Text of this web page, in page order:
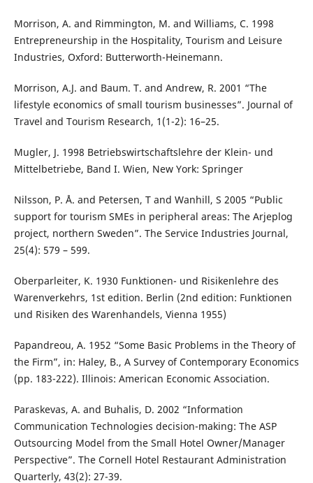
Morrison, A. and Rimmington, M. and Williams, C. 1998
Entrepreneurship in the Hospitality, Tourism and Leisure
Industries, Oxford: Butterworth-Heinemann.
Morrison, A.J. and Baum. T. and Andrew, R. 2001 “The
lifestyle economics of small tourism businesses”. Journal of
Travel and Tourism Research, 1(1-2): 16–25.
Mugler, J. 1998 Betriebswirtschaftslehre der Klein- und
Mittelbetriebe, Band I. Wien, New York: Springer
Nilsson, P. Å. and Petersen, T and Wanhill, S 2005 “Public
support for tourism SMEs in peripheral areas: The Arjeplog
project, northern Sweden”. The Service Industries Journal,
25(4): 579 – 599.
Oberparleiter, K. 1930 Funktionen- und Risikenlehre des
Warenverkehrs, 1st edition. Berlin (2nd edition: Funktionen
und Risiken des Warenhandels, Vienna 1955)
Papandreou, A. 1952 “Some Basic Problems in the Theory of
the Firm”, in: Haley, B., A Survey of Contemporary Economics
(pp. 183-222). Illinois: American Economic Association.
Paraskevas, A. and Buhalis, D. 2002 “Information
Communication Technologies decision-making: The ASP
Outsourcing Model from the Small Hotel Owner/Manager
Perspective”. The Cornell Hotel Restaurant Administration
Quarterly, 43(2): 27-39.